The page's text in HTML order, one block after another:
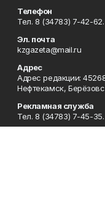
Телефон
Тел. 8 (34783) 7-42-62.
Эл. почта
kzgazeta@mail.ru
Адрес
Адрес редакции:
Нефтекамск,
Рекламная служба
Тел. 8 (34783) 7-45-35.